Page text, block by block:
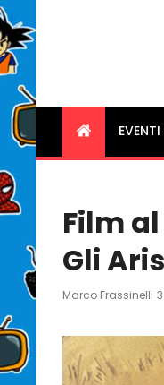
EVENTI
Film
Gli
Marco Frassinelli